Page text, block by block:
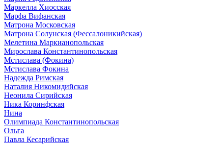
Маркелла Хиосская
Марфа Вифанская
Матрона Московская
Матрона Солунская (Фессалоникийская)
Мелетина Маркианопольская
Мирослава Константинопольская
Мстислава (Фокина)
Мстислава Фокина
Надежда Римская
Наталия Никомидийская
Неонила Сирийская
Ника Коринфская
Нина
Олимпиада Константинопольская
Ольга
Павла Кесарийская